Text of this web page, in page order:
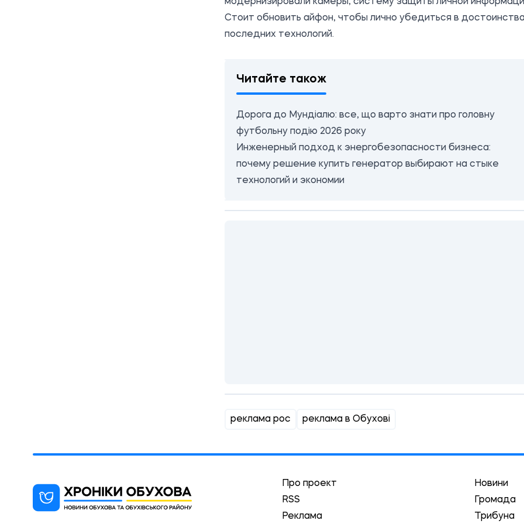
Стоит обновить айфон, чтобы лично убедиться в
последних технологий.
Читайте також
Дорога до Мундіалю: все, що варто знати про головну
футбольну подію 2026 року
Инженерный подход к энергобезопасности бизнеса:
почему решение купить генератор выбирают на стыке
технологий и экономии
реклама рос реклама в Обухові
Про проект
RSS
Реклама
Новини
Громада
Трибуна